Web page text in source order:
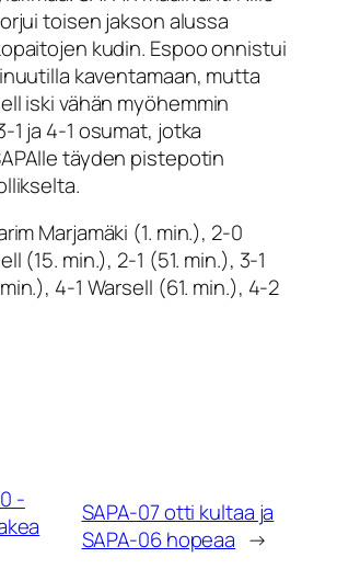
toisen jakson alussa
kudin. Espoo onnistui
kaventamaan, mutta
iski vähän myöhemmin
1 ja 4-1 osumat, jotka
täyden pistepotin
Marjamäki (1. min.), 2-0
(15. min.), 2-1 (51. min.), 3-1
4-1 Warsell (61. min.), 4-2
-
SAPA-07 otti kultaa ja
SAPA-06 hopeaa →